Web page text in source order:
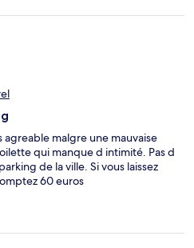
agreable malgre une mauvaise
qui manque d intimité. Pas d
de la ville. Si vous laissez
60 euros